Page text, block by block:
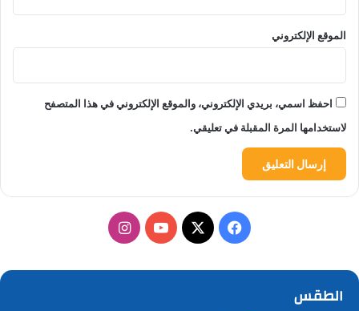
الموقع الإلكتروني
احفظ اسمي، بريدي الإلكتروني، والموقع الإلكتروني في هذا المتصفح
لاستخدامها المرة المقبلة في تعليقي.
فيسبوك
‫X
‫YouTubeانستقرام
الطقس